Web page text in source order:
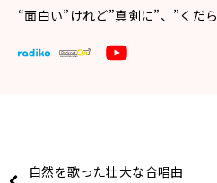
“面白い”けれど”真剣に”、”くだ
自然を歌った壮大な合唱曲